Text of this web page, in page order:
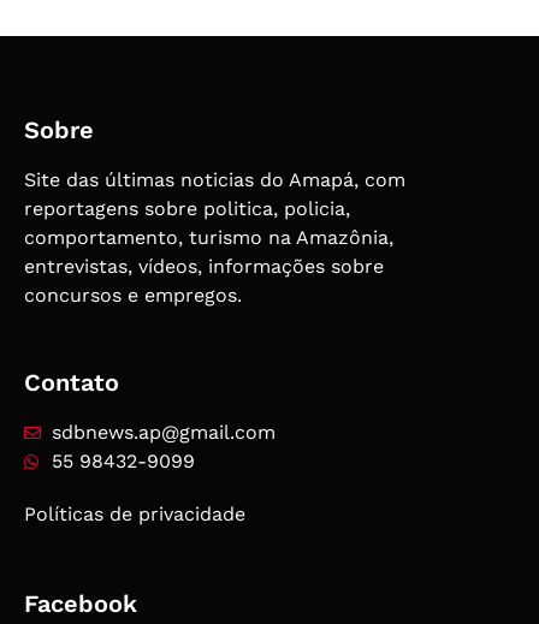
Sobre
Site das últimas noticias do Amapá, com
reportagens sobre politica, policia,
comportamento, turismo na Amazônia,
entrevistas, vídeos, informações sobre
concursos e empregos.
Contato
sdbnews.ap@gmail.com
55 98432-9099
Políticas de privacidade
Facebook